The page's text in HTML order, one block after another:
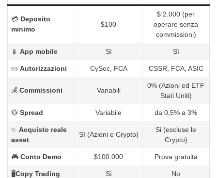
💳 Deposito
minimo
$100
$ 2.000 (per
operare senza
commissioni)
📱 App mobile Sì Sì
📜 Autorizzazioni CySec, FCA CSSR, FCA, ASIC
💰 Commissioni Variabili
0% (Azioni ed ETF
Stati Uniti)
💱 Spread Variabile da 0,5% a 3%
✨ Acquisto reale
asset
Sì (Azioni e Crypto)
Si (escluse le
Crypto)
🎮 Conto Demo $100.000 Prova gratuita
🖥️Copy Trading Sì No